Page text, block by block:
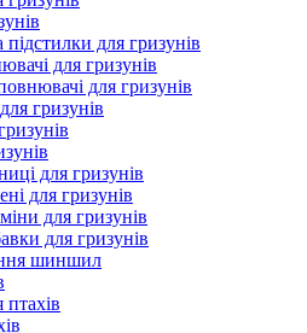
для гризунів
для гризунів
для гризунів
гризунів
для гризунів
для гризунів
для гризунів
для гризунів
шиншил